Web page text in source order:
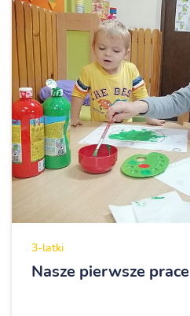
3-latki
Nasze pierwsze prace